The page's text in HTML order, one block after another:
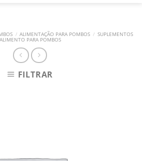
/ ALIMENTAÇÃO PARA POMBOS / SUPLEMENTOS
ALIMENTO PARA POMBOS
FILTRAR